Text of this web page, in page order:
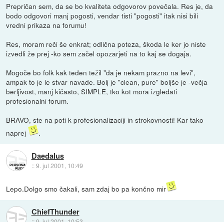
Prepričan sem, da se bo kvaliteta odgovorov povečala. Res je, da
bodo odgovori manj pogosti, vendar tisti "pogosti" itak nisi bili
vredni prikaza na forumu!
Res, moram reči še enkrat; odlična poteza, škoda le ker jo niste
izvedli že prej -ko sem začel opozarjeti na to kaj se dogaja.
Mogoče bo folk kak teden težil "da je nekam prazno na levi",
ampak to je le stvar navade. Bolj je "clean, pure" boljše je -večja
berljivost, manj kičasto, SIMPLE, tko kot mora izgledati
profesionalni forum.
BRAVO, ste na poti k profesionalizaciji in strokovnosti! Kar tako
naprej
.
Daedalus
::9. jul 2001, 10:49
Lepo.Dolgo smo čakali, sam zdaj bo pa končno mir
ChiefThunder